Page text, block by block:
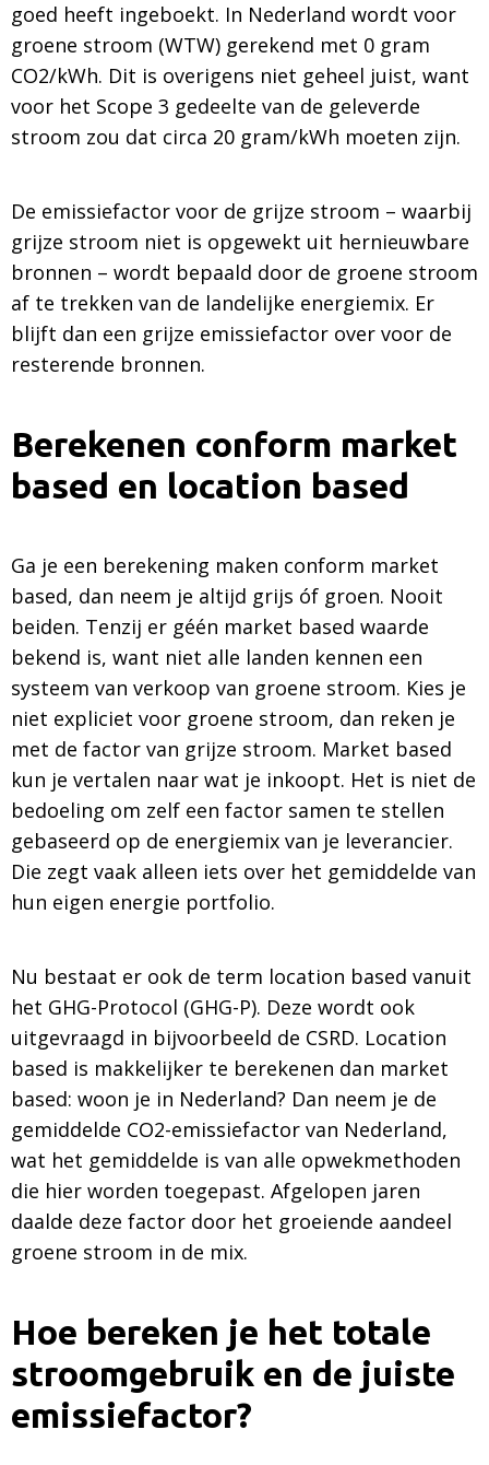
goed heeft ingeboekt. In Nederland wordt voor
groene stroom (WTW) gerekend met 0 gram
CO2/kWh. Dit is overigens niet geheel juist, want
voor het Scope 3 gedeelte van de geleverde
stroom zou dat circa 20 gram/kWh moeten zijn.
De emissiefactor voor de grijze stroom – waarbij
grijze stroom niet is opgewekt uit hernieuwbare
bronnen – wordt bepaald door de groene stroom
af te trekken van de landelijke energiemix. Er
blijft dan een grijze emissiefactor over voor de
resterende bronnen.
Berekenen conform market
based en location based
Ga je een berekening maken conform market
based, dan neem je altijd grijs óf groen. Nooit
beiden. Tenzij er géén market based waarde
bekend is, want niet alle landen kennen een
systeem van verkoop van groene stroom. Kies je
niet expliciet voor groene stroom, dan reken je
met de factor van grijze stroom. Market based
kun je vertalen naar wat je inkoopt. Het is niet de
bedoeling om zelf een factor samen te stellen
gebaseerd op de energiemix van je leverancier.
Die zegt vaak alleen iets over het gemiddelde van
hun eigen energie portfolio.
Nu bestaat er ook de term location based vanuit
het GHG-Protocol (GHG-P). Deze wordt ook
uitgevraagd in bijvoorbeeld de CSRD. Location
based is makkelijker te berekenen dan market
based: woon je in Nederland? Dan neem je de
gemiddelde CO2-emissiefactor van Nederland,
wat het gemiddelde is van alle opwekmethoden
die hier worden toegepast. Afgelopen jaren
daalde deze factor door het groeiende aandeel
groene stroom in de mix.
Hoe bereken je het totale
stroomgebruik en de juiste
emissiefactor?